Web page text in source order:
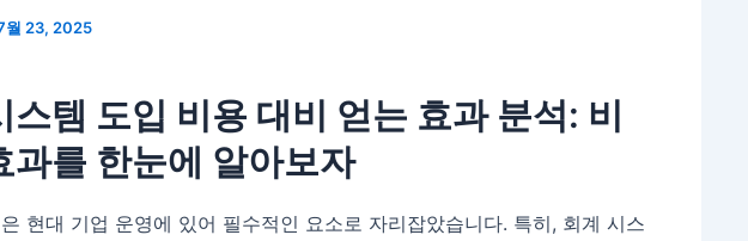
월 23, 2025
스템 도입 비용 대비 얻는 효과 분석: 비
과를 한눈에 알아보자
현대 기업 운영에 있어 필수적인 요소로 자리잡았습니다. 특히, 회계 시스